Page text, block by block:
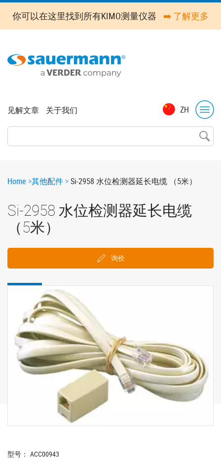
Skip
main
你可以在这里找到所有KIMO测量仪器 ➡️ 了解更多
ZH
Top
见解文章 关于我们
Breadcrumb
Home 其他配件 Si-2958 水位检测器延长电缆 （5米）
Si-2958 水位检测器延长电缆
（5米）
询价
型号： ACC00943